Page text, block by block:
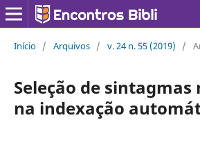
Início / Arquivos / v. 24 n. 55 (2019) /
Seleção de
na indexação